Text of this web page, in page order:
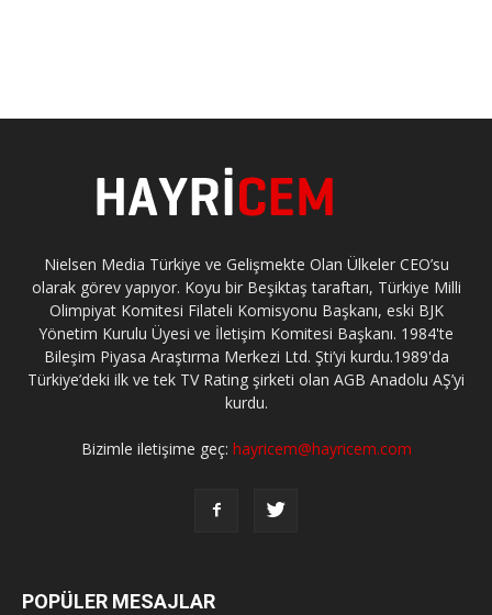
Nielsen Media Türkiye ve Gelişmekte Olan Ülkeler CEO’su
olarak görev yapıyor. Koyu bir Beşiktaş taraftarı, Türkiye Milli
Olimpiyat Komitesi Filateli Komisyonu Başkanı, eski BJK
Yönetim Kurulu Üyesi ve İletişim Komitesi Başkanı. 1984'te
Bileşim Piyasa Araştırma Merkezi Ltd. Şti’yi kurdu.1989'da
Türkiye’deki ilk ve tek TV Rating şirketi olan AGB Anadolu AŞ’yi
kurdu.
Bizimle iletişime geç: hayricem@hayricem.com
POPÜLER MESAJLAR